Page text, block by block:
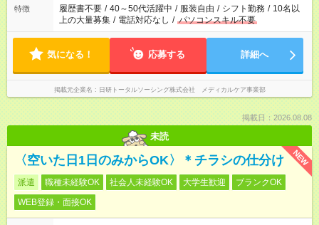
特徴 履歴書不要 / 40～50代活躍中 / 服装自由 / シフト勤務 / 10名以
上の大量募集 / 電話対応なし / パソコンスキル不要
気になる！ 応募する 詳細へ
掲載元企業名 日研トータルソーシング株式会社 メディカルケア事業部
掲載日：2026.08.08
未読
NEW
〈空いた日1日のみからOK〉＊チラシの仕分け
派遣 職種未経験OK 社会人未経験OK 大学生歓迎
ブランクOK
WEB登録・面接OK